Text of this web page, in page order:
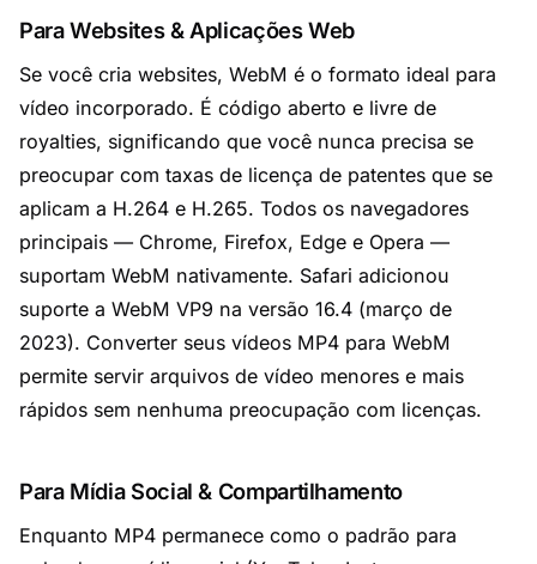
Para Websites & Aplicações Web
Se você cria websites, WebM é o formato ideal para
vídeo incorporado. É código aberto e livre de
royalties, significando que você nunca precisa se
preocupar com taxas de licença de patentes que se
aplicam a H.264 e H.265. Todos os navegadores
principais — Chrome, Firefox, Edge e Opera —
suportam WebM nativamente. Safari adicionou
suporte a WebM VP9 na versão 16.4 (março de
2023). Converter seus vídeos MP4 para WebM
permite servir arquivos de vídeo menores e mais
rápidos sem nenhuma preocupação com licenças.
Para Mídia Social & Compartilhamento
Enquanto MP4 permanece como o padrão para